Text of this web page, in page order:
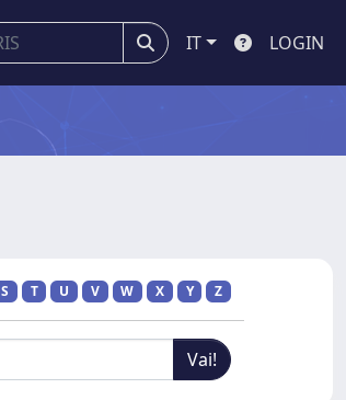
IT LOGIN
S T U V W X Y Z